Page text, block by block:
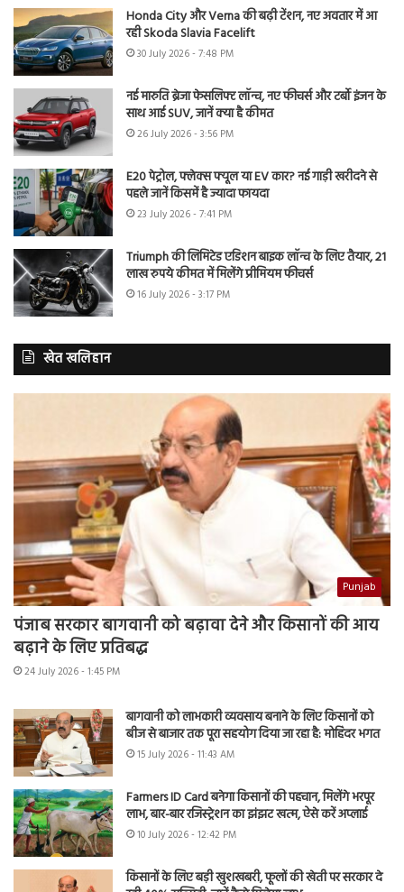
Honda City और Verna की बढ़ी टेंशन, नए अवतार में आ
रही Skoda Slavia Facelift
30 July 2026 - 7:48 PM
नई मारुति ब्रेजा फेसलिफ्ट लॉन्च, नए फीचर्स और टर्बो इंजन के
साथ आई SUV, जानें क्या है कीमत
26 July 2026 - 3:56 PM
E20 पेट्रोल, फ्लेक्स फ्यूल या EV कार? नई गाड़ी खरीदने से
पहले जानें किसमें है ज्यादा फायदा
23 July 2026 - 7:41 PM
Triumph की लिमिटेड एडिशन बाइक लॉन्च के लिए तैयार, 21
लाख रुपये कीमत में मिलेंगे प्रीमियम फीचर्स
16 July 2026 - 3:17 PM
खेत खलिहान
Punjab
पंजाब सरकार बागवानी को बढ़ावा देने और किसानों की आय
बढ़ाने के लिए प्रतिबद्ध
24 July 2026 - 1:45 PM
बागवानी को लाभकारी व्यवसाय बनाने के लिए किसानों को
बीज से बाजार तक पूरा सहयोग दिया जा रहा है: मोहिंदर भगत
15 July 2026 - 11:43 AM
Farmers ID Card बनेगा किसानों की पहचान, मिलेंगे भरपूर
लाभ, बार-बार रजिस्ट्रेशन का झंझट खत्म, ऐसे करें अप्लाई
10 July 2026 - 12:42 PM
किसानों के लिए बड़ी खुशखबरी, फूलों की खेती पर सरकार दे